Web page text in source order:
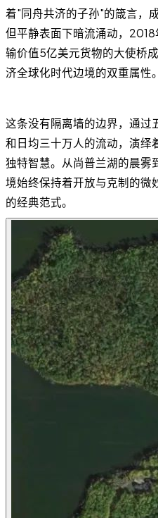
着"同舟共济的子孙"的箴言，
但平静表面下暗流涌动，
输价值5亿美元货物的大使桥
济全球化时代边境的双重属性。
这条没有隔离墙的边界，通过
和日均三十万人的流动，演绎
独特智慧。从尚普兰湖的晨雾
境始终保持着开放与克制的微
的经典范式。